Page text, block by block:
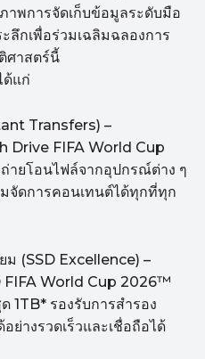
พการจัดเก็บข้อมูลระดับมือ
ลึกเพื่อร่วมเฉลิมฉลองการ
ศาสตร์นี้
แก่
Transfers) –
Drive FIFA World Cup
ยโอนไฟล์จากอุปกรณ์ต่าง ๆ
มจัดการคอนเทนต์ได้ทุกที่ทุก
ม (SSD Excellence) –
FIFA World Cup 2026™
1TB* รองรับการสำรอง
ย่างรวดเร็วและเชื่อถือได้